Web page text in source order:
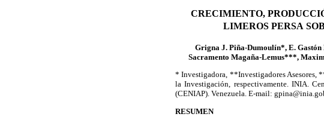
CRECIMIENTO,
LIMEROS PERSA
Grigna J. Piña-Dumoulín*, E.
Sacramento Magaña-Lemus***,
* Investigadora, **Investigadores
la Investigación, respectivamente. INIA.
(CENIAP). Venezuela. E-mail:
RESUMEN